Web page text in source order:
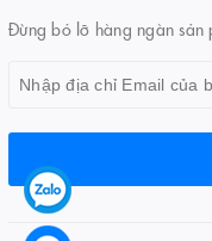
Đừng bỏ lỡ hàng ngàn sản